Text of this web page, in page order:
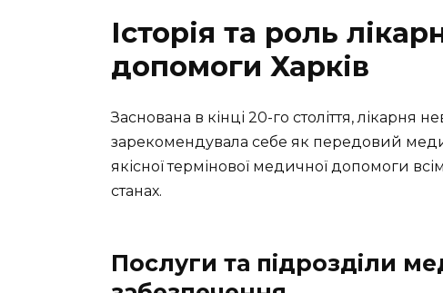
Історія та роль
допомоги Харків
Заснована в кінці 20-го століття, лікарня
зарекомендувала себе як передовий
якісної термінової медичної допомоги
станах.
Послуги та підрозділи